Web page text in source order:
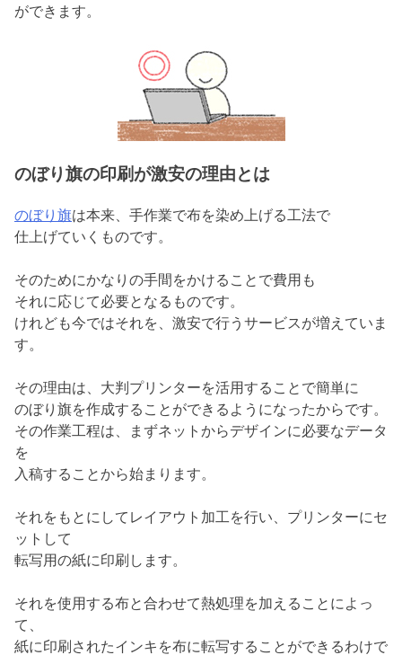
ができます。
のぼり旗の印刷が激安の理由とは
のぼり旗は本来、手作業で布を染め上げる工法で
仕上げていくものです。
そのためにかなりの手間をかけることで費用も
それに応じて必要となるものです。
けれども今ではそれを、激安で行うサービスが増えていま
す。
その理由は、大判プリンターを活用することで簡単に
のぼり旗を作成することができるようになったからです。
その作業工程は、まずネットからデザインに必要なデータ
を
入稿することから始まります。
それをもとにしてレイアウト加工を行い、プリンターにセ
ットして
転写用の紙に印刷します。
それを使用する布と合わせて熱処理を加えることによっ
て、
紙に印刷されたインキを布に転写することができるわけで